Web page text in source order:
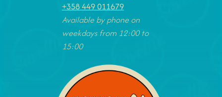
+358 449 011679
Available by phone on
weekdays from 12:00 to
15:00